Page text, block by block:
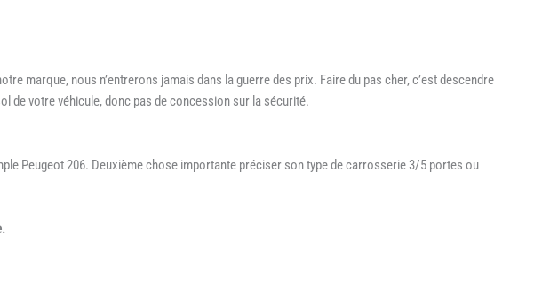
marque, nous n’entrerons jamais dans la guerre des prix. Faire du pas cher, c’est descendre
de votre véhicule, donc pas de concession sur la sécurité.
Peugeot 206. Deuxième chose importante préciser son type de carrosserie 3/5 portes ou